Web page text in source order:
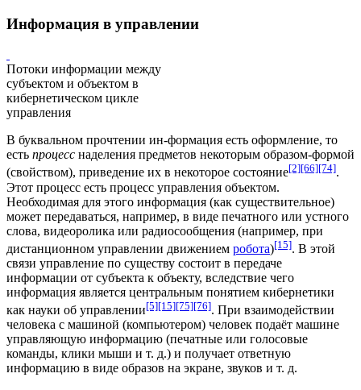
Информация в управлении
Потоки информации между
субъектом и объектом в
кибернетическом цикле
управления
В буквальном прочтении ин-формация есть оформление, то
есть процесс наделения предметов некоторым образом-формой
(свойством), приведение их в некоторое состояние[2][66][74].
Этот процесс есть процесс управления объектом.
Необходимая для этого информация (как существительное)
может передаваться, например, в виде печатного или устного
слова, видеоролика или радиосообщения (например, при
дистанционном управлении движением робота)[15]. В этой
связи управление по существу состоит в передаче
информации от субъекта к объекту, вследствие чего
информация является центральным понятием кибернетики
как науки об управлении[5][15][75][76]. При взаимодействии
человека с машиной (компьютером) человек подаёт машине
управляющую информацию (печатные или голосовые
команды, клики мыши и т. д.) и получает ответную
информацию в виде образов на экране, звуков и т. д.